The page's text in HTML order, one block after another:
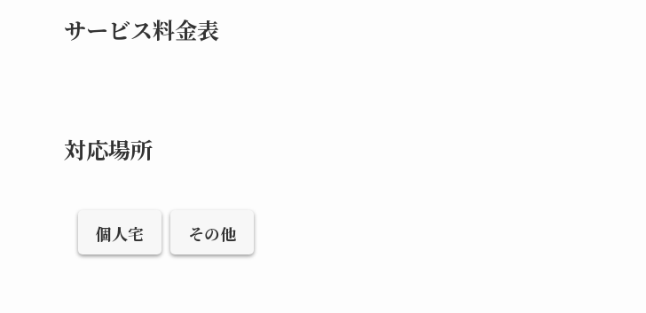
サービス料金表
対応場所
個人宅 その他